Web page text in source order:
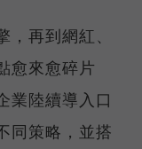
再到網紅、
愈來愈碎片
業陸續導入口
同策略，並搭